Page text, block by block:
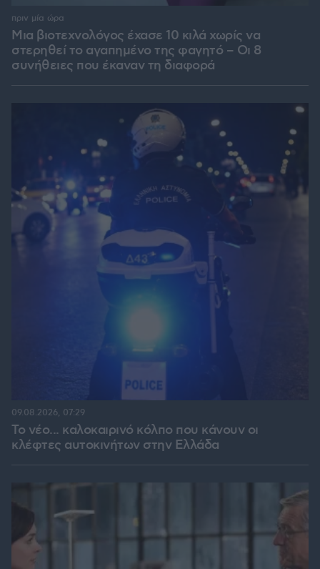
Μια βιοτεχνολόγος έχασε 10 κιλά χωρίς να
στερηθεί το αγαπημένο της φαγητό – Οι 8
συνήθειες που έκαναν τη διαφορά
πριν μία ώρα
Το νέο... καλοκαιρινό κόλπο που κάνουν οι
κλέφτες αυτοκινήτων στην Ελλάδα
09.08.2026, 07:29